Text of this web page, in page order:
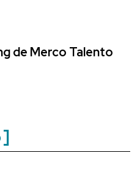
de Merco Talento